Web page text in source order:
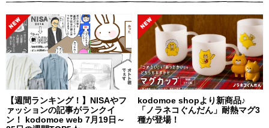
【週間ランキング！】NISAやフ
ァッションの記事がランクイ
ン！ kodomoe web 7月19日～
kodomoe shopより新商品♪
「ノラネコぐんだん」耐熱マグ3
種が登場！